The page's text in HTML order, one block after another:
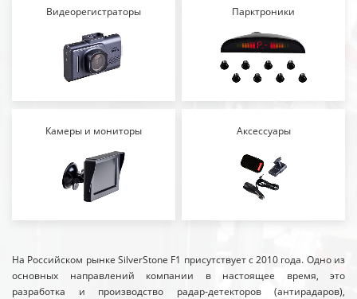
Видеорегистраторы Парктроники
Камеры и мониторы Аксессуары
На Российском рынке SilverStone F1 присутствует с 2010 года. Одно из
основных направлений компании в настоящее время, это
разработка и производство радар-детекторов (антирадаров),